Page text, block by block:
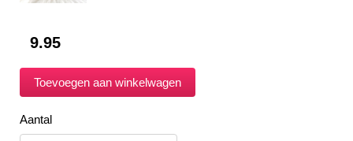
9.95
Aantal